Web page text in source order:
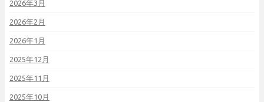
2026年3月
2026年2月
2026年1月
2025年12月
2025年11月
2025年10月